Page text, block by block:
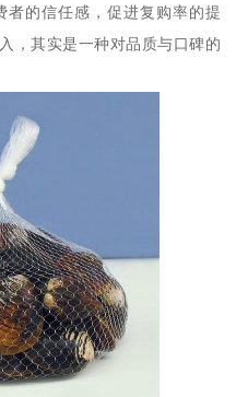
的信任感，促进复购率的提
，其实是一种对品质与口碑的